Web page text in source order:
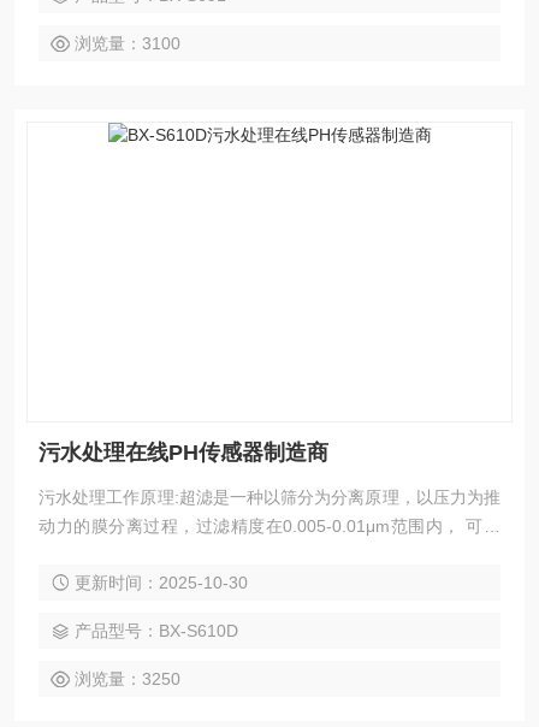
河。即可实现不间断测量，也可搭配便携式采集仪器使用。
浏览量：3100
污水处理在线PH传感器制造商
污水处理工作原理:超滤是一种以筛分为分离原理，以压力为推
动力的膜分离过程，过滤精度在0.005-0.01μm范围内， 可有
更新时间：2025-10-30
产品型号：BX-S610D
浏览量：3250